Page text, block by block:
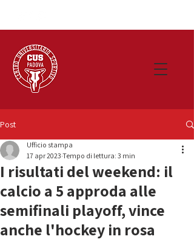
Post
I risultati del weekend: il
calcio a 5 approda alle
semifinali playoff, vince
anche l'hockey in rosa
Ufficio stampa
17 apr 2023 Tempo di lettura: 3 min